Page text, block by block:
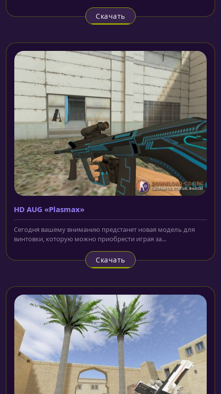
Скачать
HD AUG «Plasmax»
Сегодня вашему вниманию предстанет новая модель для
винтовки, которую можно приобрести играя за...
Скачать